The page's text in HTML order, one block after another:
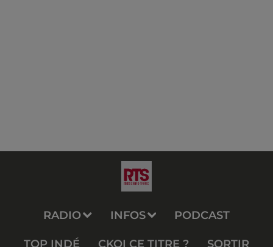
RADIO INFOS PODCAST
TOP INDÉ CKOI CE TITRE ? SORTIR